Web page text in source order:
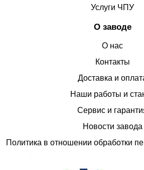
Услуги ЧПУ
О заводе
О нас
Контакты
Доставка и
Наши работы и
Сервис и
Новости завода
Политика в отношении обработки